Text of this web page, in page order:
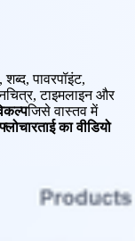
पावरपॉइंट,
टाइमलाइन और
जिसे वास्तव में
फ्लोचारताई का वीडियो